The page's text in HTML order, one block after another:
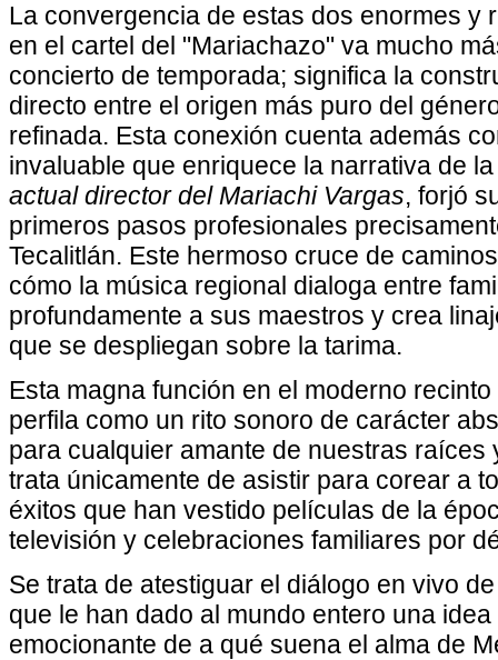
La convergencia de estas dos enormes y
en el cartel del "Mariachazo" va mucho
concierto de temporada; significa la
directo entre el origen más puro del
refinada. Esta conexión cuenta además
invaluable que enriquece la narrativa de
actual director del Mariachi Vargas, forjó
primeros pasos profesionales
Tecalitlán. Este hermoso cruce de
cómo la música regional dialoga entre
profundamente a sus maestros y crea
que se despliegan sobre la tarima.
Esta magna función en el moderno
perfila como un rito sonoro de carácter
para cualquier amante de nuestras raíces
trata únicamente de asistir para corear a
éxitos que han vestido películas de la
televisión y celebraciones familiares por
Se trata de atestiguar el diálogo en vivo
que le han dado al mundo entero una
emocionante de a qué suena el alma de